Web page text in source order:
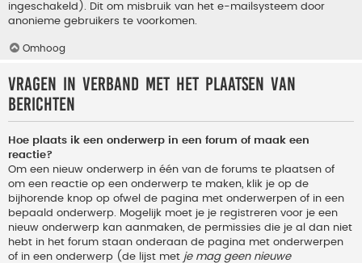
ingeschakeld). Dit om misbruik van het e-mailsysteem door
anonieme gebruikers te voorkomen.
Omhoog
Vragen in verband met het plaatsen van
berichten
Hoe plaats ik een onderwerp in een forum of maak een
reactie?
Om een nieuw onderwerp in één van de forums te plaatsen of
om een reactie op een onderwerp te maken, klik je op de
bijhorende knop op ofwel de pagina met onderwerpen of in een
bepaald onderwerp. Mogelijk moet je je registreren voor je een
nieuw onderwerp kan aanmaken, de permissies die je al dan niet
hebt in het forum staan onderaan de pagina met onderwerpen
of in een onderwerp (de lijst met je mag geen nieuwe